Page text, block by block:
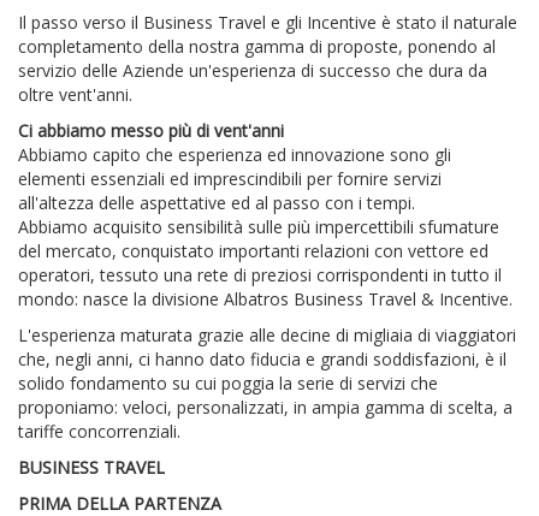
Il passo verso il Business Travel e gli Incentive è stato il naturale
completamento della nostra gamma di proposte, ponendo al
servizio delle Aziende un'esperienza di successo che dura da
oltre vent'anni.
Ci abbiamo messo più di vent'anni
Abbiamo capito che esperienza ed innovazione sono gli
elementi essenziali ed imprescindibili per fornire servizi
all'altezza delle aspettative ed al passo con i tempi.
Abbiamo acquisito sensibilità sulle più impercettibili sfumature
del mercato, conquistato importanti relazioni con vettore ed
operatori, tessuto una rete di preziosi corrispondenti in tutto il
mondo: nasce la divisione Albatros Business Travel & Incentive.
L'esperienza maturata grazie alle decine di migliaia di viaggiatori
che, negli anni, ci hanno dato fiducia e grandi soddisfazioni, è il
solido fondamento su cui poggia la serie di servizi che
proponiamo: veloci, personalizzati, in ampia gamma di scelta, a
tariffe concorrenziali.
BUSINESS TRAVEL
PRIMA DELLA PARTENZA